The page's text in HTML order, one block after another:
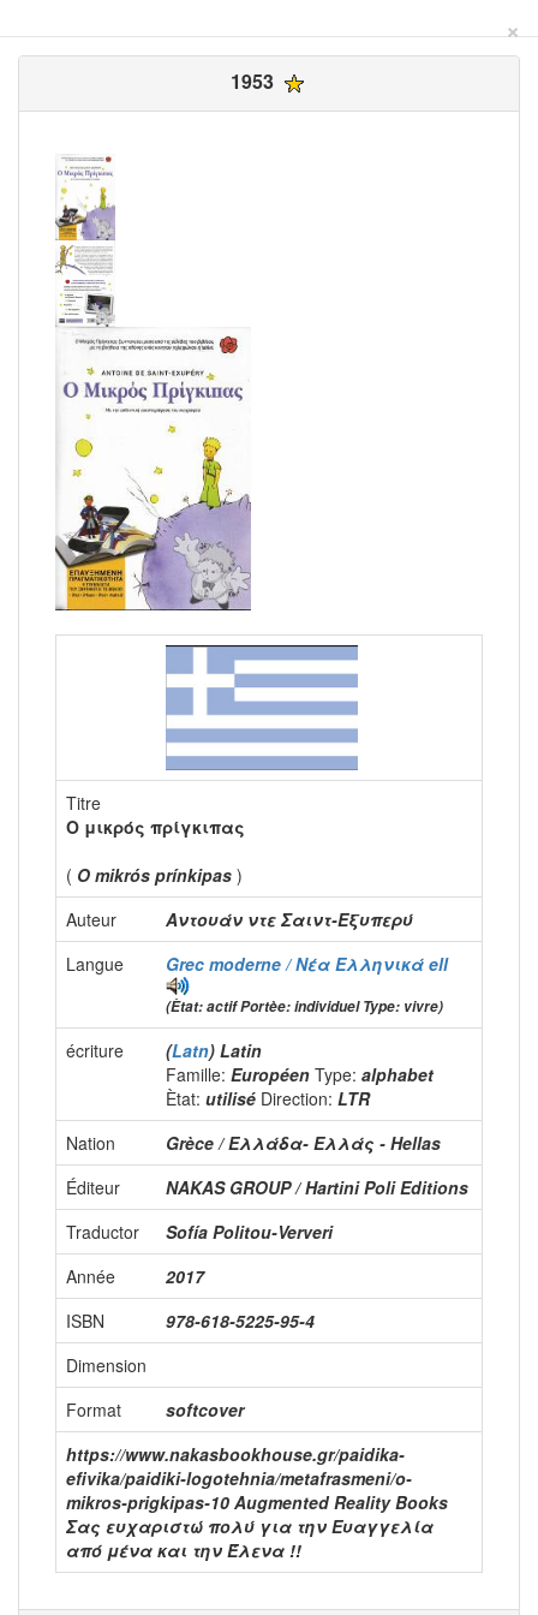
×
1953
Titre
Ο μικρός πρίγκιπας
( O mikrós prínkipas )
Auteur
Αντουάν ντε Σαιντ-Εξυπερύ
Langue
Grec moderne / Νέα Ελληνικά ell
(Ètat: actif Portèe: individuel Type: vivre)
écriture (Latn) Latin
Famille: Européen Type: alphabet
Ètat: utilisé Direction: LTR
Nation
Grèce / Ελλάδα- Ελλάς - Hellas
Éditeur
NAKAS GROUP / Hartini Poli Editions
Traductor
Sofía Politou-Ververi
Année
2017
ISBN
978-618-5225-95-4
Dimension
Format
softcover
https://www.nakasbookhouse.gr/paidika-
efivika/paidiki-logotehnia/metafrasmeni/o-
mikros-prigkipas-10 Augmented Reality Books
Σας ευχαριστώ πολύ για την Ευαγγελία
από μένα και την Έλενα !!